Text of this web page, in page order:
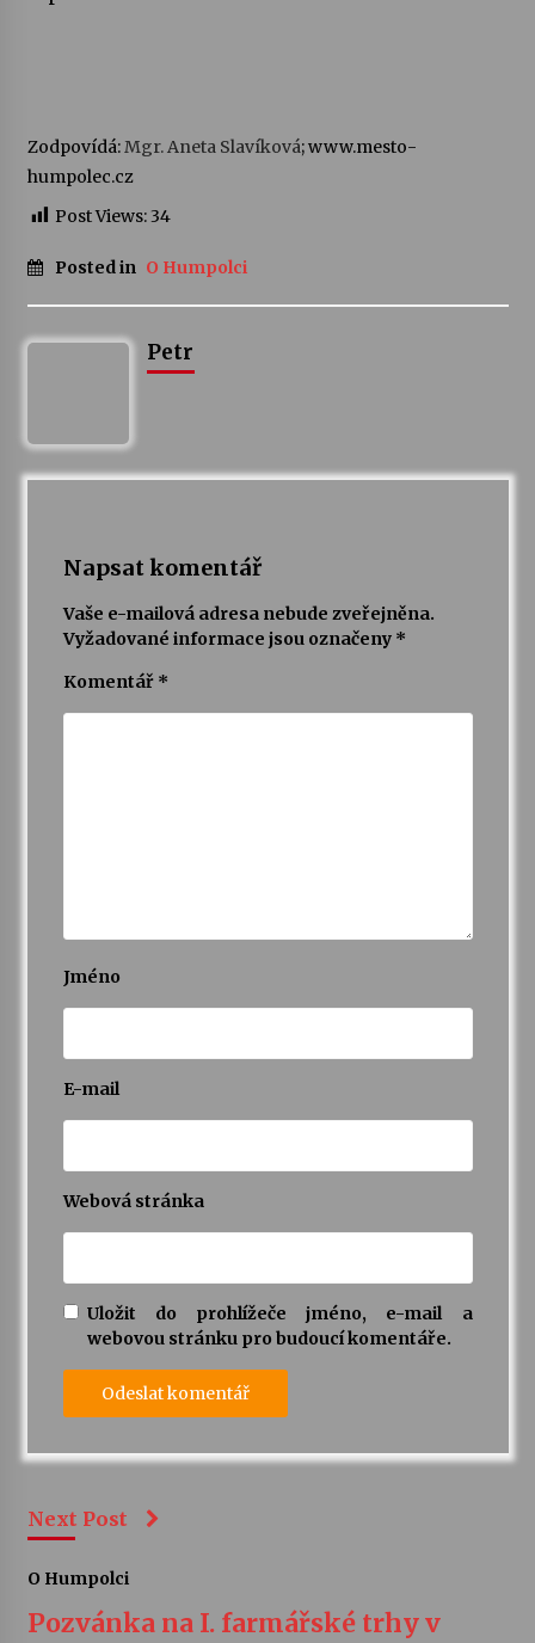
Zodpovídá:Mgr. Aneta Slavíková; www.mesto-
humpolec.cz
Post Views:34
Posted in O Humpolci
Petr
Napsat komentář
Vaše e-mailová adresa nebude zveřejněna.
Vyžadované informace jsou označeny *
Komentář *
Jméno
E-mail
Webová stránka
Uložit do prohlížeče jméno, e-mail a
webovou stránku pro budoucí komentáře.
Next Post
O Humpolci
Pozvánka na I. farmářské trhy v